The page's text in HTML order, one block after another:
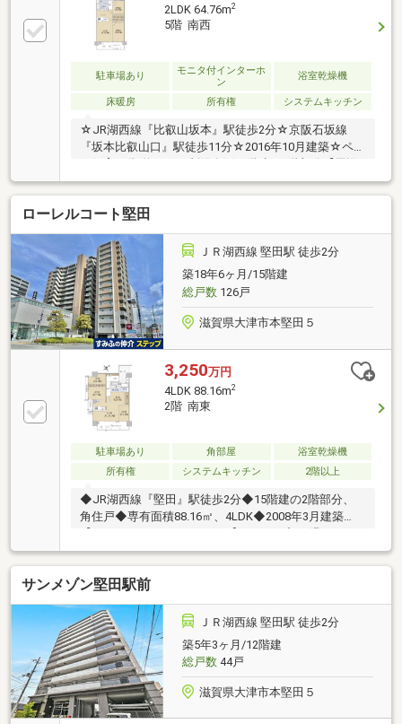
2LDK 64.76m2
5階 南西
駐車場あり
モニタ付インターホ
ン
浴室乾燥機
床暖房 所有権 システムキッチン
☆JR湖西線『比叡山坂本』駅徒歩2分☆京阪石坂線
『坂本比叡山口』駅徒歩11分☆2016年10月建築☆ペッ
ト飼育可(規約による制限有)☆7階建の5階部分【周辺
施設】◎坂本小学校まで徒歩7分(約530m)◎日吉中学
校まで徒歩4分(約280m)◎セブンイレブン 大津坂本3丁
目店まで徒歩3分(約210m)◎スーパーサンライズ坂本
店まで徒歩5分(約360m)◎山本薬局まで徒歩2分(約
130m)
ローレルコート堅田
ＪＲ湖西線 堅田駅 徒歩2分
築18年6ヶ月/15階建
総戸数126戸
滋賀県大津市本堅田５
3,250万円
4LDK 88.16m2
2階 南東
駐車場あり 角部屋
浴室乾燥機
所有権
システムキッチン 2階以上
◆JR湖西線『堅田』駅徒歩2分◆15階建の2階部分、
角住戸◆専有面積88.16㎡、4LDK◆2008年3月建築
【ライフインフォメーション】・アルプラザ堅
田 約110m 徒歩2分・セブ
ンイレブンハートインJR堅田駅前店 約130m 徒歩2
分・スギ薬局堅田店 約
400m 徒歩5分・堅田小学
校 約1030m 徒歩13分・
堅田中学校 約830m 徒
歩11分
サンメゾン堅田駅前
ＪＲ湖西線 堅田駅 徒歩2分
築5年3ヶ月/12階建
総戸数44戸
滋賀県大津市本堅田５